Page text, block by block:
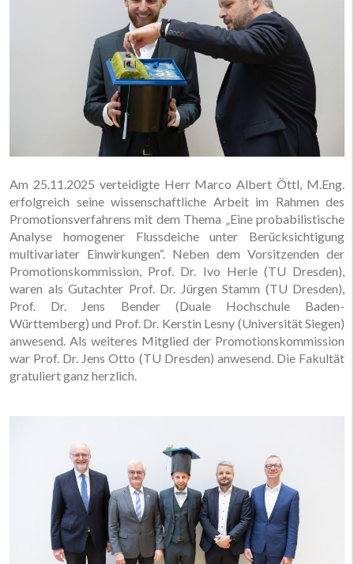
Am 25.11.2025 verteidigte Herr Marco Albert Öttl, M.Eng.
erfolgreich seine wissenschaftliche Arbeit im Rahmen des
Promotionsverfahrens mit dem Thema „Eine probabilistische
Analyse homogener Flussdeiche unter Berücksichtigung
multivariater Einwirkungen“. Neben dem Vorsitzenden der
Promotionskommission, Prof. Dr. Ivo Herle (TU Dresden),
waren als Gutachter Prof. Dr. Jürgen Stamm (TU Dresden),
Prof. Dr. Jens Bender (Duale Hochschule Baden-
Württemberg) und Prof. Dr. Kerstin Lesny (Universität Siegen)
anwesend. Als weiteres Mitglied der Promotionskommission
war Prof. Dr. Jens Otto (TU Dresden) anwesend. Die Fakultät
gratuliert ganz herzlich.